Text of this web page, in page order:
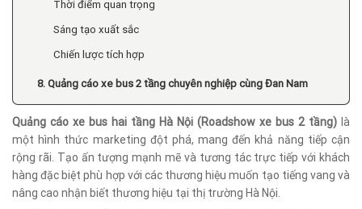
Thời điểm quan trọng
Sáng tạo xuất sắc
Chiến lược tích hợp
8. Quảng cáo xe bus 2 tầng chuyên nghiệp cùng Đan Nam
Quảng cáo xe bus hai tầng Hà Nội (Roadshow xe bus 2 tầng) là
một hình thức marketing đột phá, mang đến khả năng tiếp cận
rộng rãi. Tạo ấn tượng mạnh mẽ và tương tác trực tiếp với khách
hàng đặc biệt phù hợp với các thương hiệu muốn tạo tiếng vang và
nâng cao nhận biết thương hiệu tại thị trường Hà Nội.